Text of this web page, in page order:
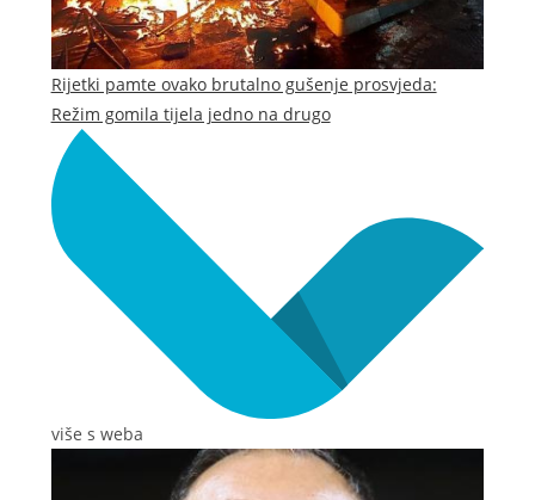
Rijetki pamte ovako brutalno gušenje prosvjeda:
Režim gomila tijela jedno na drugo
više s weba